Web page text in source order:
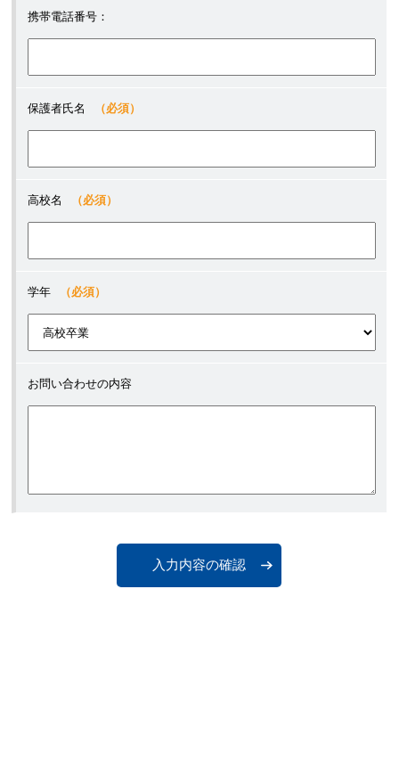
携帯電話番号：
保護者氏名 （必須）
高校名 （必須）
学年 （必須）
お問い合わせの内容